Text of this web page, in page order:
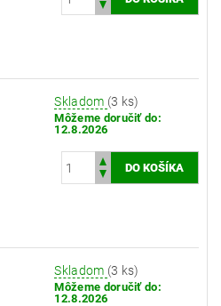
Skladom (3 ks)
Môžeme doručiť do:
12.8.2026
Skladom (3 ks)
Môžeme doručiť do:
12.8.2026